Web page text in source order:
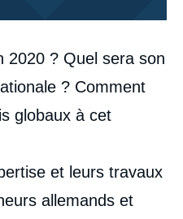
2020 ? Quel sera son
? Comment
globaux à cet
et leurs travaux
allemands et